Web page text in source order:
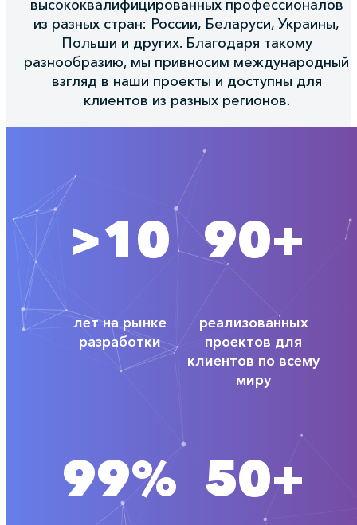
высококвалифицированных профессионалов
из разных стран: России, Беларуси, Украины,
Польши и других. Благодаря такому
разнообразию, мы привносим международный
взгляд в наши проекты и доступны для
клиентов из разных регионов.
>10
лет на рынке
разработки
90+
реализованных
проектов для
клиентов по всему
миру
99% 50+